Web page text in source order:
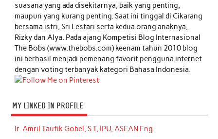
suasana yang ada disekitarnya, baik yang penting,
maupun yang kurang penting. Saat ini tinggal di Cikarang
bersama istri, Sri Lestari serta kedua orang anaknya,
Rizky dan Alya. Pada ajang Kompetisi Blog Internasional
The Bobs (www.thebobs.com) keenam tahun 2010 blog
ini berhasil menjadi pemenang favorit pengguna internet
dengan voting terbanyak kategori Bahasa Indonesia.
MY LINKED IN PROFILE
Ir. Amril Taufik Gobel, S.T, IPU, ASEAN Eng.